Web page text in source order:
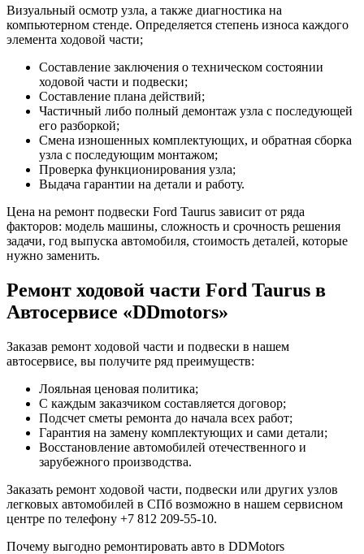
Визуальный осмотр узла, а также диагностика на
компьютерном стенде. Определяется степень износа каждого
элемента ходовой части;
Составление заключения о техническом состоянии
ходовой части и подвески;
Составление плана действий;
Частичный либо полный демонтаж узла с последующей
его разборкой;
Смена изношенных комплектующих, и обратная сборка
узла с последующим монтажом;
Проверка функционирования узла;
Выдача гарантии на детали и работу.
Цена на ремонт подвески Ford Taurus зависит от ряда
факторов: модель машины, сложность и срочность решения
задачи, год выпуска автомобиля, стоимость деталей, которые
нужно заменить.
Ремонт ходовой части Ford Taurus в
Автосервисе «DDmotors»
Заказав ремонт ходовой части и подвески в нашем
автосервисе, вы получите ряд преимуществ:
Лояльная ценовая политика;
С каждым заказчиком составляется договор;
Подсчет сметы ремонта до начала всех работ;
Гарантия на замену комплектующих и сами детали;
Восстановление автомобилей отечественного и
зарубежного производства.
Заказать ремонт ходовой части, подвески или других узлов
легковых автомобилей в СПб возможно в нашем сервисном
центре по телефону +7 812 209-55-10.
Почему выгодно ремонтировать авто в DDMotors